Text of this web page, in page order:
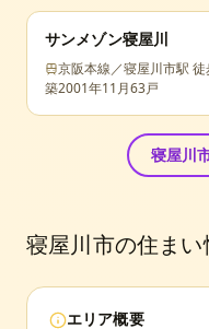
サンメゾン寝屋川
京阪本線／寝屋川市駅
築2001年11月63戸
寝屋川
寝屋川市の住まい
エリア概要